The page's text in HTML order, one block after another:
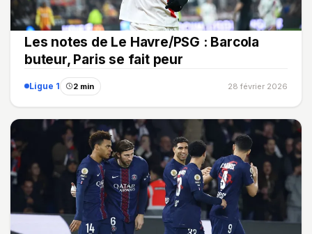
Les notes de Le Havre/PSG : Barcola
buteur, Paris se fait peur
Ligue 1 2 min 28 février 2026